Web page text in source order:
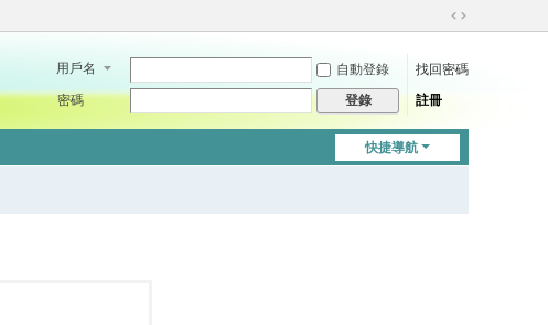
切
到
用戶名 自動登錄
找回密碼
密碼
登錄 註冊
快捷導航